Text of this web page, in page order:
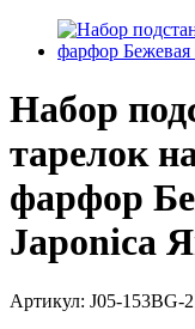
Набор
тарелок
фарфор
Japonica
Артикул: J05-153BG-